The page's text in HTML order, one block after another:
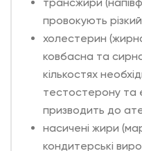
провокують
холестерин
ковбасна та
кількостях
тестостерону та
призводить до
насичені жири
кондитерські